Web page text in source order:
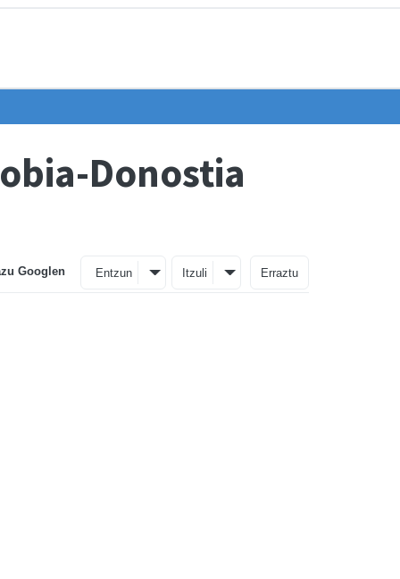
Donostia
Googlen Entzun Itzuli Erraztu